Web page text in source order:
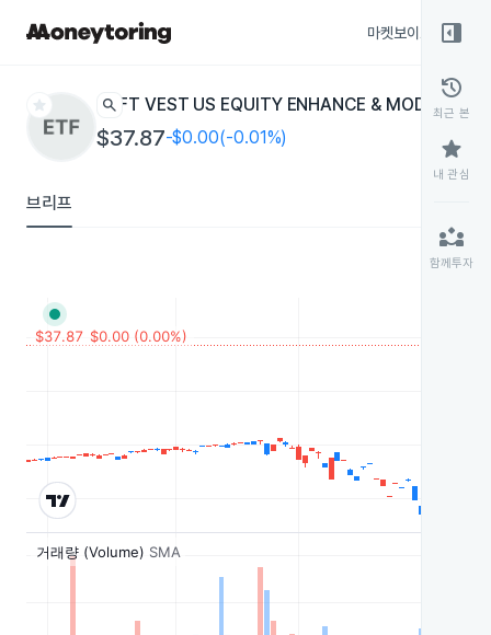
마켓보이스
star search FT VEST US EQUITY ENHANCE & MODERATE
$37.87-$0.00(-0.01%)
브리프
right_panel_open
history
최근 본
star
내 관심
partner_exchange
함께투자